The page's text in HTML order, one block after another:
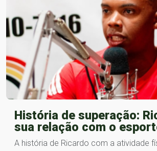
História de superação:
sua relação com o
A história de Ricardo com a atividade